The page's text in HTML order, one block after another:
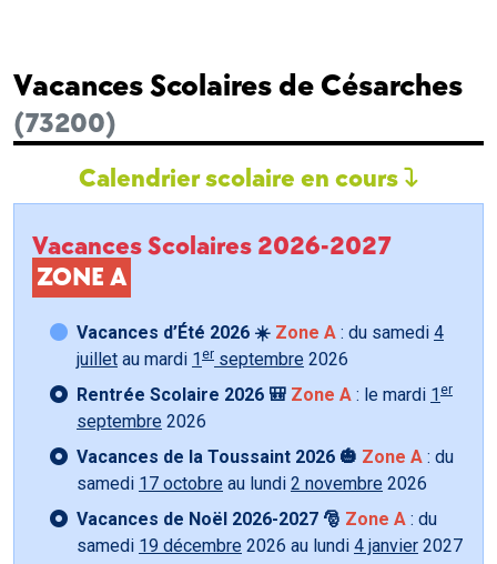
Vacances Scolaires de Césarches
(73200)
Calendrier scolaire en cours
Vacances Scolaires 2026-2027
ZONE A
Vacances d’Été 2026 ☀️ Zone A : du samedi 4
juillet au mardi 1 er septembre 2026
Rentrée Scolaire 2026 🎒 Zone A : le mardi 1 er
septembre 2026
Vacances de la Toussaint 2026 🎃 Zone A : du
samedi 17 octobre au lundi 2 novembre 2026
Vacances de Noël 2026-2027 🎅 Zone A : du
samedi 19 décembre 2026 au lundi 4 janvier 2027